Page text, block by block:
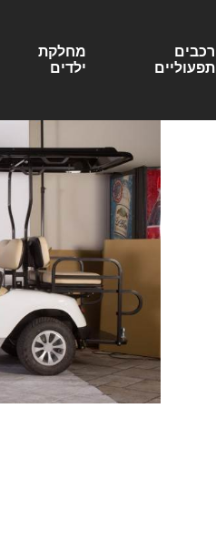
רכבים
תפעוליים
מחלקת
ילדים